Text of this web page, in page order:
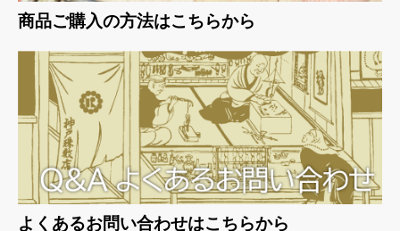
商品ご購入の方法はこちらから
よくあるお問い合わせはこちらから